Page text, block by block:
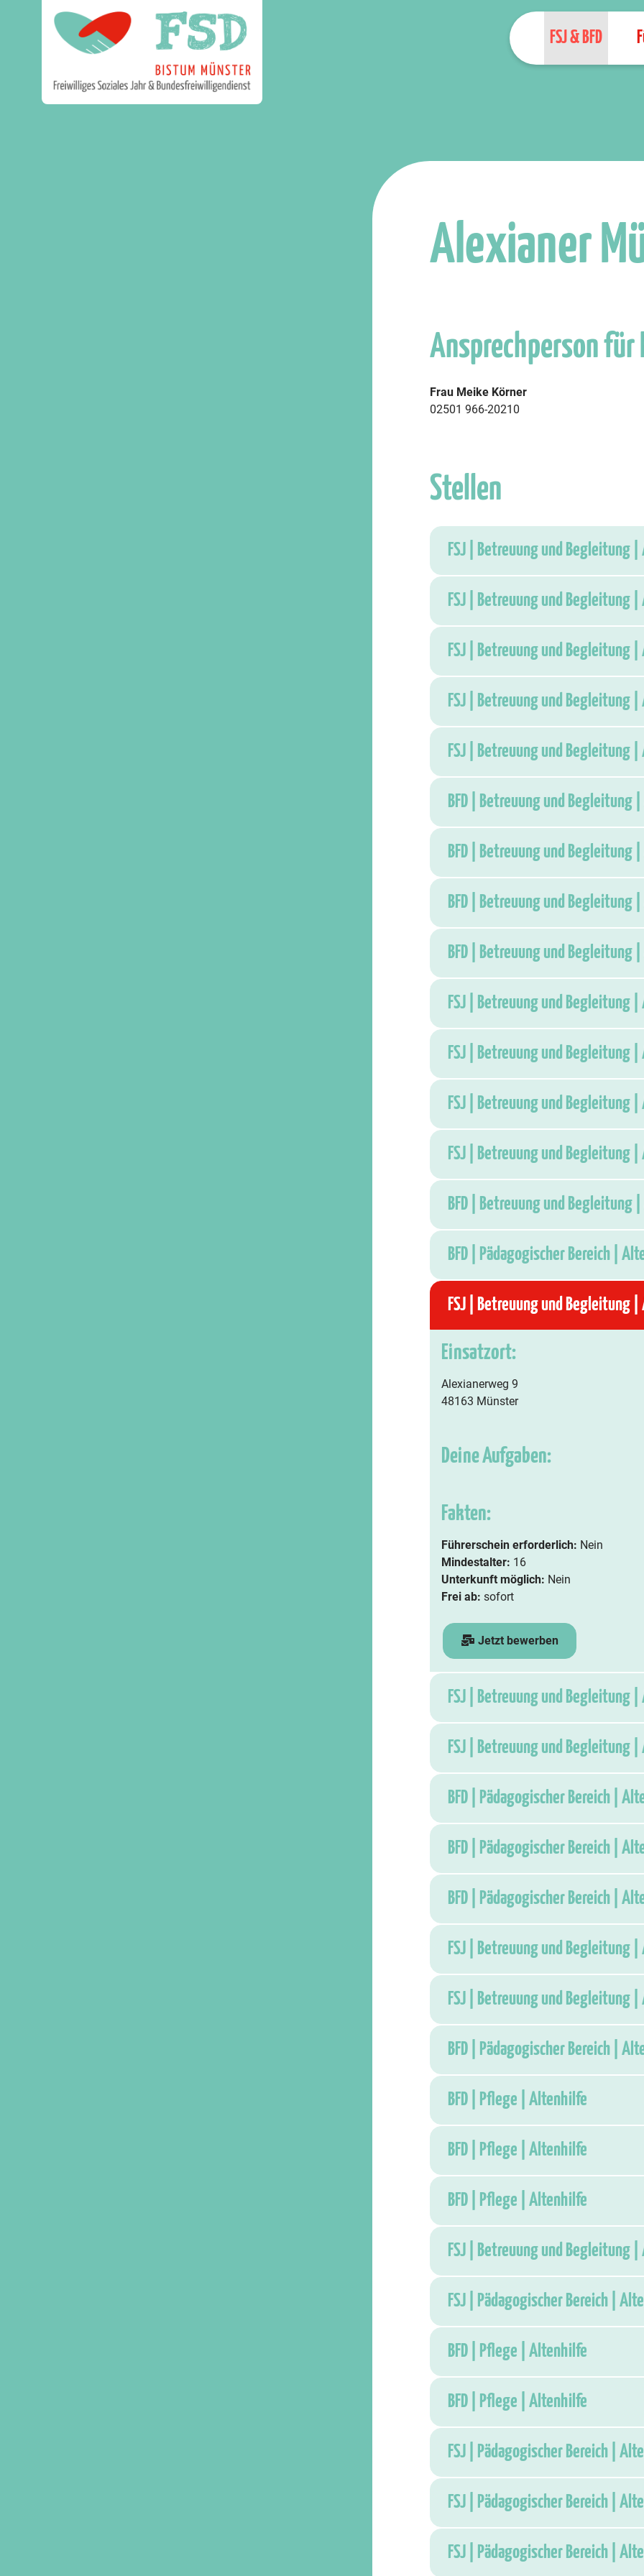
FSJ & BFD
Alexianer
Ansprechperson für
Frau Meike Körner
02501 966-20210
Stellen
FSJ | Betreuung und Begleitung
FSJ | Betreuung und Begleitung
FSJ | Betreuung und Begleitung
FSJ | Betreuung und Begleitung
FSJ | Betreuung und Begleitung
BFD | Betreuung und Begleitung
BFD | Betreuung und Begleitung
BFD | Betreuung und Begleitung
BFD | Betreuung und Begleitung
FSJ | Betreuung und Begleitung
FSJ | Betreuung und Begleitung
FSJ | Betreuung und Begleitung
FSJ | Betreuung und Begleitung
BFD | Betreuung und Begleitung
BFD | Pädagogischer Bereich |
FSJ | Betreuung und Begleitung
Einsatzort:
Alexianerweg 9
48163 Münster
Deine Aufgaben:
Fakten:
Führerschein erforderlich: Nein
Mindestalter: 16
Unterkunft möglich: Nein
Frei ab: sofort
Jetzt bewerben
FSJ | Betreuung und Begleitung
FSJ | Betreuung und Begleitung
BFD | Pädagogischer Bereich |
BFD | Pädagogischer Bereich |
BFD | Pädagogischer Bereich |
FSJ | Betreuung und Begleitung
FSJ | Betreuung und Begleitung
BFD | Pädagogischer Bereich |
BFD | Pflege | Altenhilfe
BFD | Pflege | Altenhilfe
BFD | Pflege | Altenhilfe
FSJ | Betreuung und Begleitung
FSJ | Pädagogischer Bereich |
BFD | Pflege | Altenhilfe
BFD | Pflege | Altenhilfe
FSJ | Pädagogischer Bereich |
FSJ | Pädagogischer Bereich |
FSJ | Pädagogischer Bereich |